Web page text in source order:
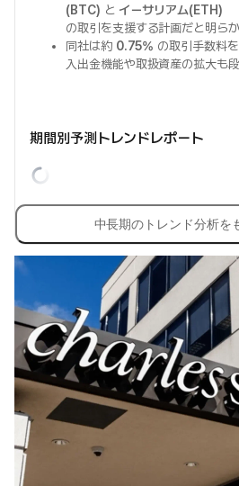
(BTC) と イーサリアム(ETH)
の取引を支援する計画だと明らか
同社は約 0.75% の取引手数料を
入出金機能や取扱資産の拡大も
期間別予測トレンドレポート
中長期のトレンド分析を